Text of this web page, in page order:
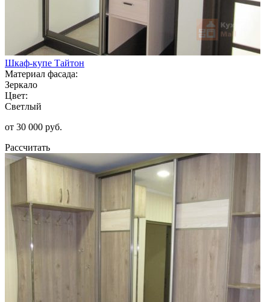
Шкаф-купе Тайтон
Материал фасада:
Зеркало
Цвет:
Светлый
от 30 000 руб.
Рассчитать